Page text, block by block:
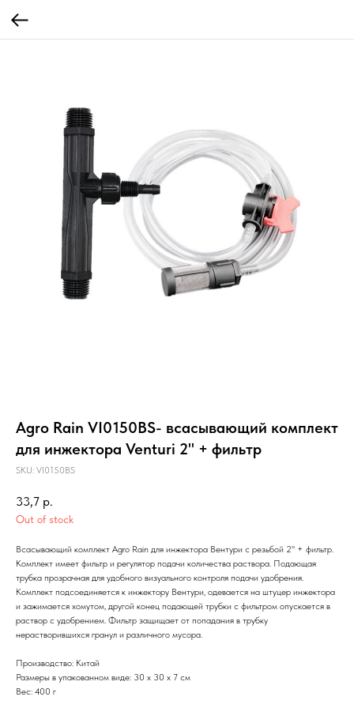
Agro Rain VI0150BS- всасывающий комплект
для инжектора Venturi 2" + фильтр
SKU: VI0150BS
33,7 р.
Out of stock
Всасывающий комплект Agro Rain для инжектора Вентури с резьбой 2" + фильтр.
Комплект имеет фильтр и регулятор подачи количества раствора. Подающая
трубка прозрачная для удобного визуального контроля подачи удобрения.
Комплект подсоединяется к инжектору Вентури, одевается на штуцер инжектора
и зажимается хомутом, другой конец подающей трубки с фильтром опускается в
раствор с удобрением. Фильтр защищает от попадания в трубку
нерастворившихся гранул и различного мусора.
Производство: Китай
Размеры в упакованном виде: 30 х 30 х 7 см
Вес: 400 г